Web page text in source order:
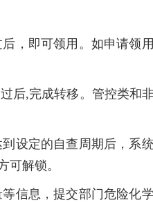
，即可领用。如申请领
后,完成转移。管控类和
设定的自查周期后，系
解锁。
信息，提交部门危险化